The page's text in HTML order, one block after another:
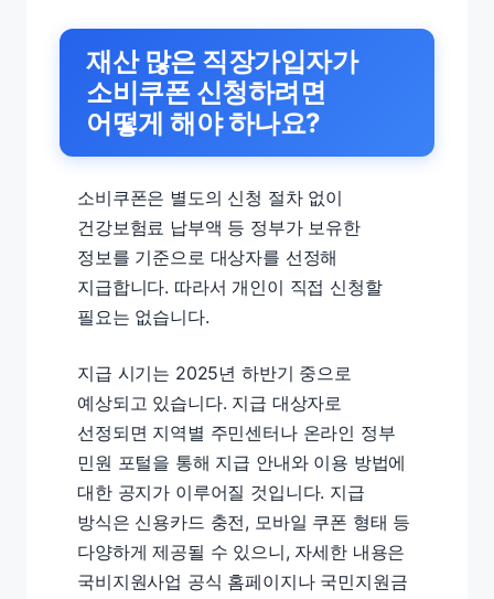
재산 많은 직장가입자가
소비쿠폰 신청하려면
어떻게 해야 하나요?
소비쿠폰은 별도의 신청 절차 없이
건강보험료 납부액 등 정부가 보유한
정보를 기준으로 대상자를 선정해
지급합니다. 따라서 개인이 직접 신청할
필요는 없습니다.
지급 시기는 2025년 하반기 중으로
예상되고 있습니다. 지급 대상자로
선정되면 지역별 주민센터나 온라인 정부
민원 포털을 통해 지급 안내와 이용 방법에
대한 공지가 이루어질 것입니다. 지급
방식은 신용카드 충전, 모바일 쿠폰 형태 등
다양하게 제공될 수 있으니, 자세한 내용은
국비지원사업 공식 홈페이지나 국민지원금